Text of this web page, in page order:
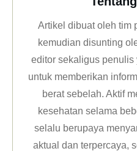
Artikel dibuat oleh tim
kemudian disunting
editor sekaligus
untuk memberikan
berat sebelah. Aktif
kesehatan selama
selalu berupaya
aktual dan terpercaya,